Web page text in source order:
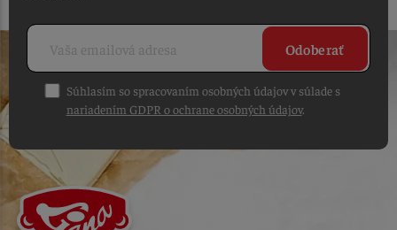
Odoberať
Súhlasím so spracovaním osobných údajov v súlade s
nariadením GDPR o ochrane osobných údajov.